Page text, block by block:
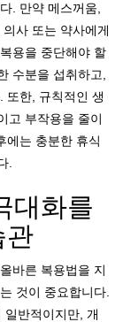
. 만약 메스꺼움,
사 또는 약사에게
용을 중단해야 할
수분을 섭취하고,
또한, 규칙적인 생
고 부작용을 줄이
에는 충분한 휴식
.
대화를
관
바른 복용법을 지
것이 중요합니다.
일반적이지만, 개